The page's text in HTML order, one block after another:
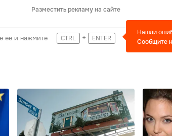
Разместить рекламу на сайте
ее и нажмите CTRL + ENTER
Нашли
Сообщите